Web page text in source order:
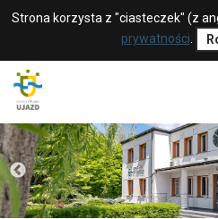
Strona korzysta z "ciasteczek" (z
prywatności